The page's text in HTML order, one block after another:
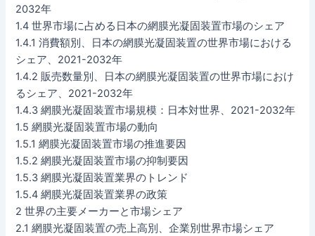
2032年
1.4 世界市場に占める日本の網膜光凝固装置市場のシェア
1.4.1 消費額別、日本の網膜光凝固装置の世界市場における
シェア、2021-2032年
1.4.2 販売数量別、日本の網膜光凝固装置の世界市場におけ
るシェア、2021-2032年
1.4.3 網膜光凝固装置市場規模：日本対世界、2021-2032年
1.5 網膜光凝固装置市場の動向
1.5.1 網膜光凝固装置市場の推進要因
1.5.2 網膜光凝固装置市場の抑制要因
1.5.3 網膜光凝固装置業界のトレンド
1.5.4 網膜光凝固装置業界の政策
2 世界の主要メーカーと市場シェア
2.1 網膜光凝固装置の売上高別、企業別世界市場シェア